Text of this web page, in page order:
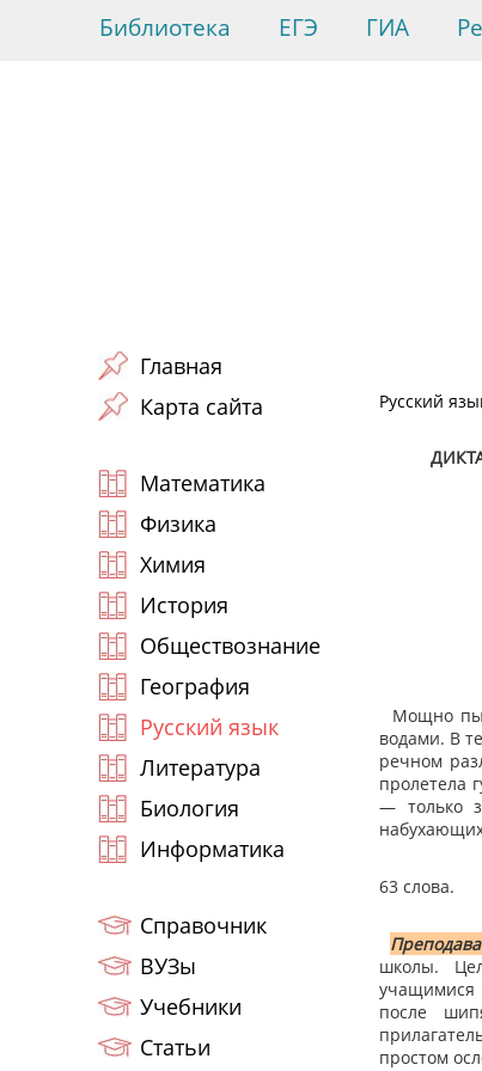
Библиотека ЕГЭ ГИА
Главная
Карта сайта
Математика
Физика
Химия
История
Обществознание
География
Русский язык
Литература
Биология
Информатика
Справочник
ВУЗы
Учебники
Статьи
Русский
Мощно
водами. В
речном
пролетела
— только
63 слова.
школы.
учащимися
после
простом